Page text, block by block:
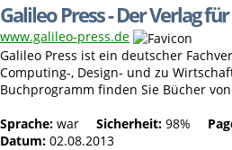
Galileo Press - Der Verlag
www.galileo-press.de
Galileo Press ist ein deutscher
Computing-, Design- und zu
Buchprogramm finden Sie Bücher
Sprache: war Sicherheit: 98%
Datum: 02.08.2013